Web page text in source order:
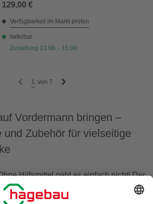
129,00 €
Verfügbarkeit im Markt prüfen
lieferbar
Zustellung 13.08. - 15.08.
1 von 7
Vordermann bringen –
und Zubehör für vielseitige
Hilfsmittel geht es einfach nicht! Der
über den Kopf. Und wenn es daran
Frühjahrsputz zu machen